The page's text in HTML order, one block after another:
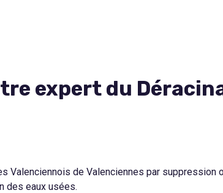
expert du
de Valenciennes par suppression
des eaux usées.